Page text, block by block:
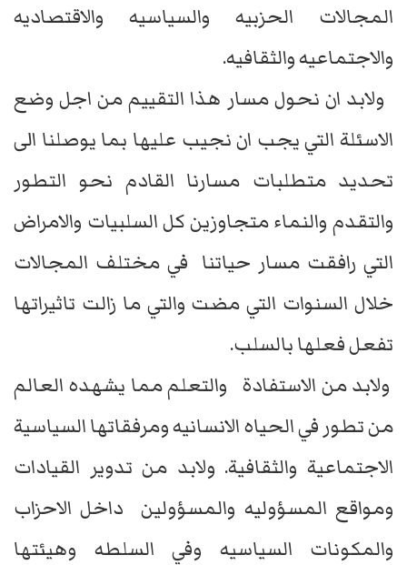
المجالات الحزبيه والسياسيه والاقتصاديه
والاجتماعيه والثقافيه.
ولابد ان نحول مسار هذا التقييم من اجل وضع
الاسئلة التي يجب ان نجيب عليها بما يوصلنا الى
تحديد متطلبات مسارنا القادم نحو التطور
والتقدم والنماء متجاوزين كل السلبيات والامراض
التي رافقت مسار حياتنا في مختلف المجالات
خلال السنوات التي مضت والتي ما زالت تاثيراتها
تفعل فعلها بالسلب.
ولابد من الاستفادة والتعلم مما يشهده العالم
من تطور في الحياه الانسانيه ومرفقاتها السياسية
الاجتماعية والثقافية. ولابد من تدوير القيادات
ومواقع المسؤوليه والمسؤولين داخل الاحزاب
والمكونات السياسيه وفي السلطه وهيئتها